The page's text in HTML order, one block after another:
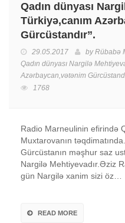
Qadın dünyası
Türkiyə,canım
Gürcüstandır”.
29.05.2017 byRübabə
Qadın dünyası Nargilə
Azərbaycan,vətənim
1768
Radio Marneulinin efirində
Muxtarovanın
Gürcüstanın məşhur saz
Nargilə Mehtiyevadır.Əziz
gün Nargilə xanim sizi öz…
READ MORE